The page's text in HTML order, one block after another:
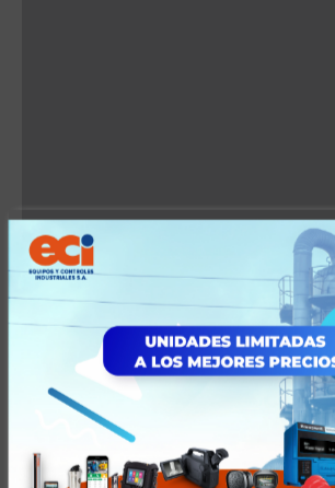
Tiempos y Condiciones de Entrega
Valoraciones (0)